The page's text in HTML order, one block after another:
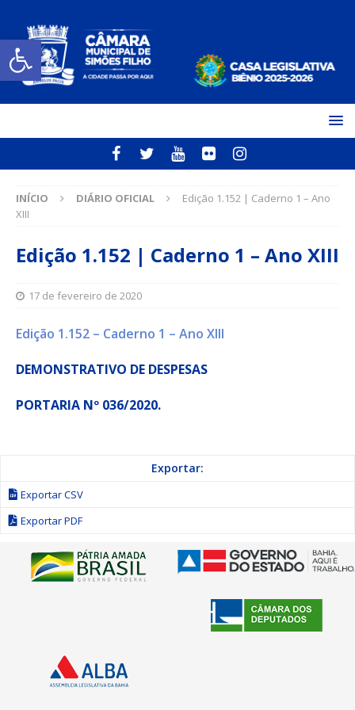
Open toolbar
INÍCIO DIÁRIO OFICIAL
Edição 1.152 | Caderno 1 – Ano
XIII
Edição 1.152 | Caderno 1 – Ano XIII
17 de fevereiro de 2020
Edição 1.152 – Caderno 1 – Ano XIII
DEMONSTRATIVO DE DESPESAS
PORTARIA Nº 036/2020.
Exportar:
Exportar CSV
Exportar PDF